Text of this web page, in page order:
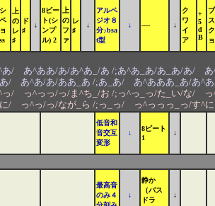
上
の
レ
♯
ド
♯
↓
8ビー
ト(シ
ンプ
ル) 2
上
の
フ
ァ
レ
♯
↓
アルペ
ジオ８
分♪bsa
t型
↓ ---- ↓
ク
ワ
イ
ア
+
5
d
B
あ/ あ^ああ/あ/あ^あ_/あ /;あ^あ_あ/あ_あ/あ/ あ
あ/ あ^あ/あ/ああ_あ /;あ_あ/ あ^あああ_あ/あ^
っ/ っ^っっ/っ/ま^ち_/お /;っ^っ_っ/た_い/な/ っ
に/ っ^っ/っ/なが_ら /;っ_っ/ っ^っっっ_っ/す^
低音和
音交互
変形
↓
8ビート
1
↓
最高音
のみ４
↓
静か
（バス
ドラ
↓